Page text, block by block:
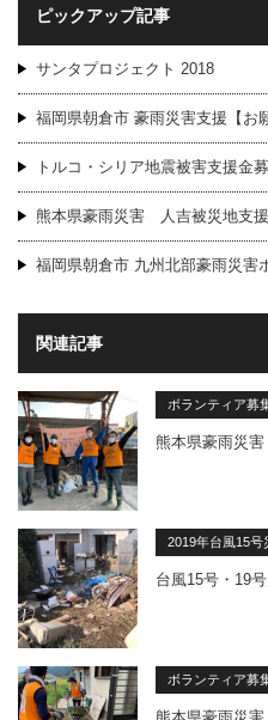
ピックアップ記事
サンタプロジェクト 2018
福岡県朝倉市 豪雨災害支援【お
トルコ・シリア地震被害支援金
熊本県豪雨災害 人吉被災地支援
福岡県朝倉市 九州北部豪雨災害
関連記事
ボランティア募
熊本県豪雨災
2019年台風15号
台風15号・19
ボランティア募